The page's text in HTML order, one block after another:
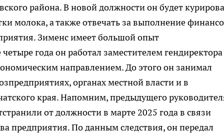
района. В новой должности он будет
молока, а также отвечать за выполнение
Зименс имеет большой опыт
года он работал заместителем гендиректора
направлением. До этого он занимал
органах местной власти и в
края. Напомним, предыдущего
от должности в марте 2025 года в связи
предприятия. По данным следствия, он передал